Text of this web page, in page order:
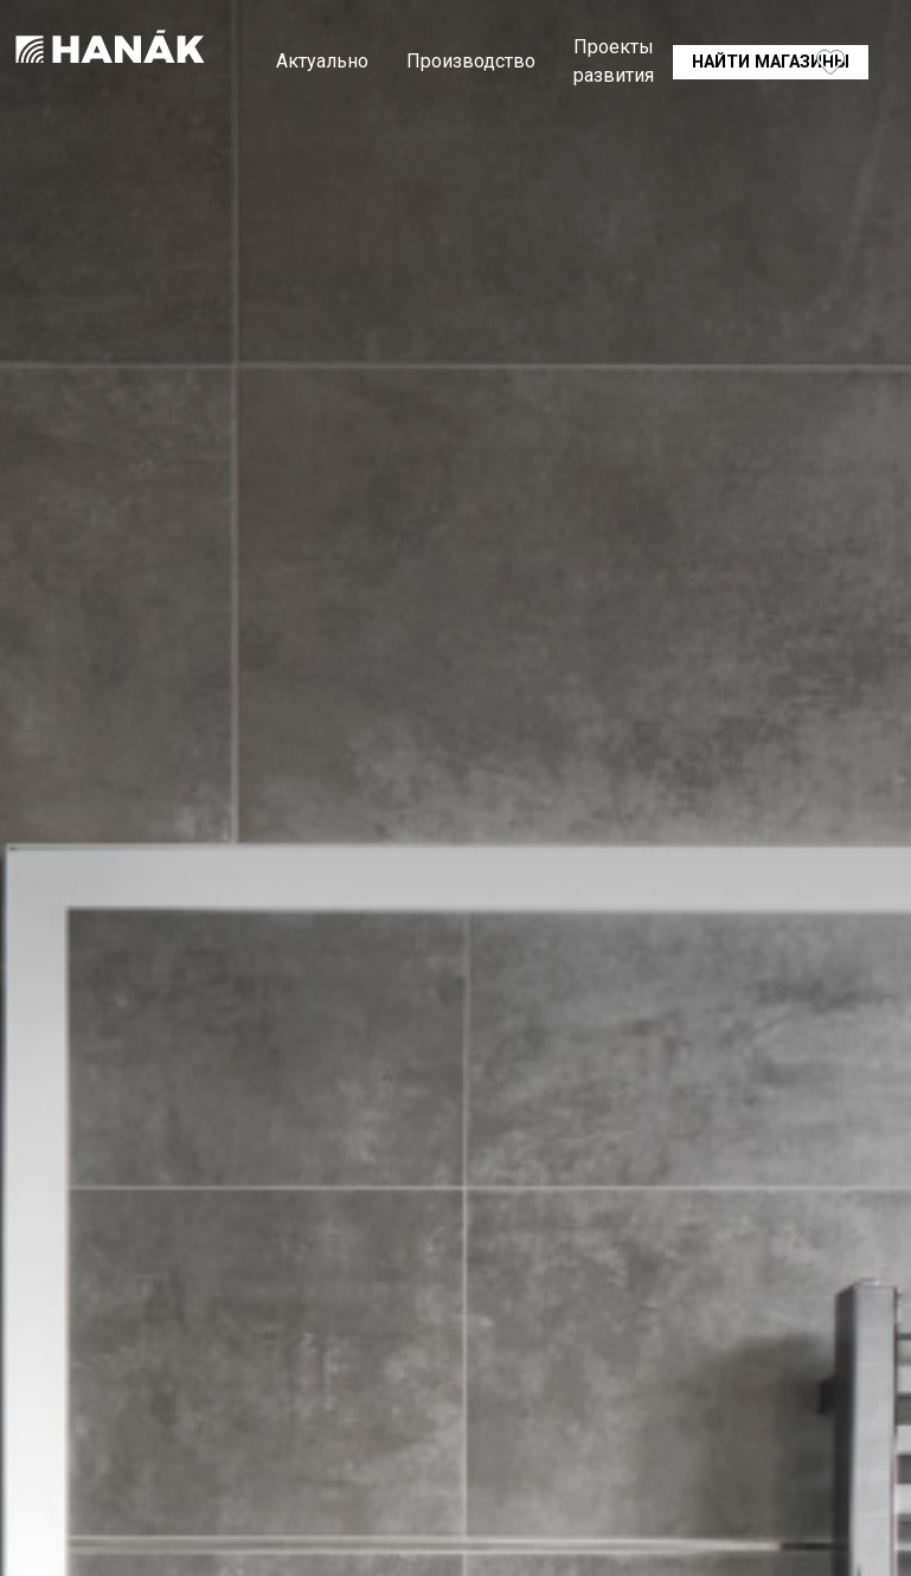
Актуально Производство
Проекты
развития
НАЙТИ МАГАЗИНЫ